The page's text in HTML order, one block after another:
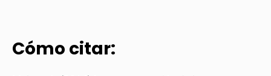
Cómo citar: